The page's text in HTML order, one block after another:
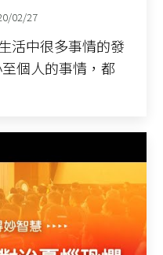
02/27
活中很多事情的發
個人的事情，都